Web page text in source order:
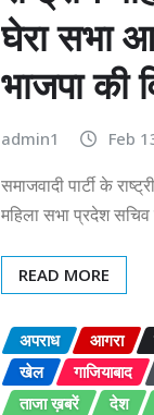
घेरा सभा
भाजपा की
admin1 Feb
समाजवादी पार्टी के
महिला सभा प्रदेश
READ MORE
अपराध आगरा
खेल
गाजियाबाद
ताजा ख़बरें
देश